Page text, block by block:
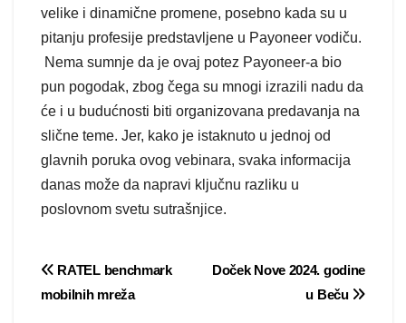
velike i dinamične promene, posebno kada su u
pitanju profesije predstavljene u Payoneer vodiču.
Nema sumnje da je ovaj potez Payoneer-a bio
pun pogodak, zbog čega su mnogi izrazili nadu da
će i u budućnosti biti organizovana predavanja na
slične teme. Jer, kako je istaknuto u jednoj od
glavnih poruka ovog vebinara, svaka informacija
danas može da napravi ključnu razliku u
poslovnom svetu sutrašnjice.
Post
Doček Nove 2024. godine
u Beču
RATEL benchmark
mobilnih mreža